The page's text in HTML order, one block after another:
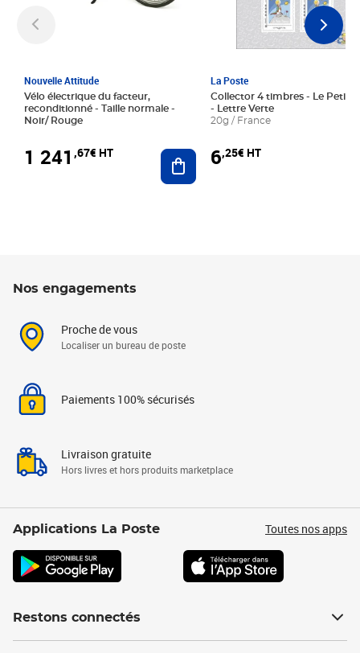
Nouvelle Attitude
Vélo électrique du facteur,
reconditionné - Taille normale -
Noir/ Rouge
1 241 ,67€ HT Ajouter au panier
La Poste
Collector 4 timbres - Le Petit
- Lettre Verte
20g / France
6,25€ HT
Nos engagements
Proche de vous
Localiser un bureau de poste
Paiements 100% sécurisés
Livraison gratuite
Hors livres et hors produits marketplace
Applications La Poste Toutes nos apps
Restons connectés